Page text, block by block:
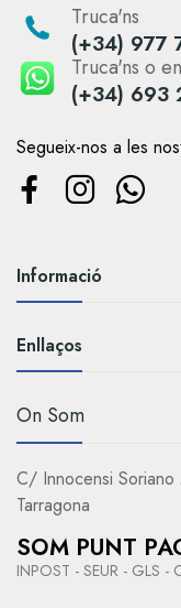
Truca'ns
(+34) 977
Truca'ns o
(+34) 693
Segueix-nos a les
Informació
Enllaços
On Som
C/ Innocensi
Tarragona
SOM PUNT
INPOST - SEUR - GLS -